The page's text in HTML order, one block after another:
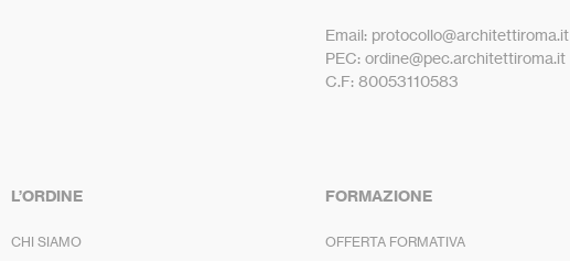
Email: protocollo@architettiroma.it
PEC: ordine@pec.architettiroma.it
C.F: 80053110583
L’ORDINE
CHI SIAMO
FORMAZIONE
OFFERTA FORMATIVA